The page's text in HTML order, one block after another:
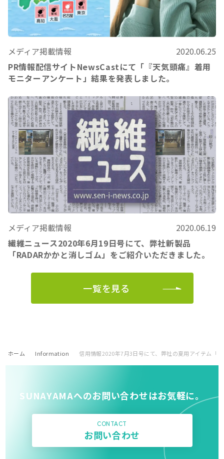
メディア掲載情報
2020.06.25
PR情報配信サイトNewsCastにて「『天気頭痛』着用
モニターアンケート」結果を発表しました。
メディア掲載情報
2020.06.19
繊維ニュース2020年6月19日号にて、弊社新製品
「RADARかかと消しゴム」をご紹介いただきました。
一覧を見る
ホーム Information 信用情報2020年7月3日号にて、弊社の夏用アイテム「
SUNAYAMAへのお問い合わせはお気軽に。
CONTACT
お問い合わせ